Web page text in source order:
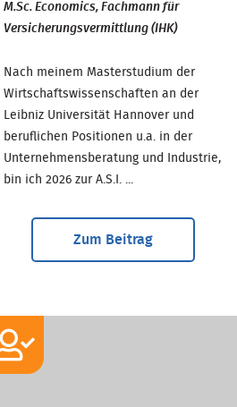
M.Sc. Economics, Fachmann für
Versicherungsvermittlung (IHK)
Nach meinem Masterstudium der
Wirtschaftswissenschaften an der
Leibniz Universität Hannover und
beruflichen Positionen u.a. in der
Unternehmensberatung und Industrie,
bin ich 2026 zur A.S.I. ...
Zum Beitrag